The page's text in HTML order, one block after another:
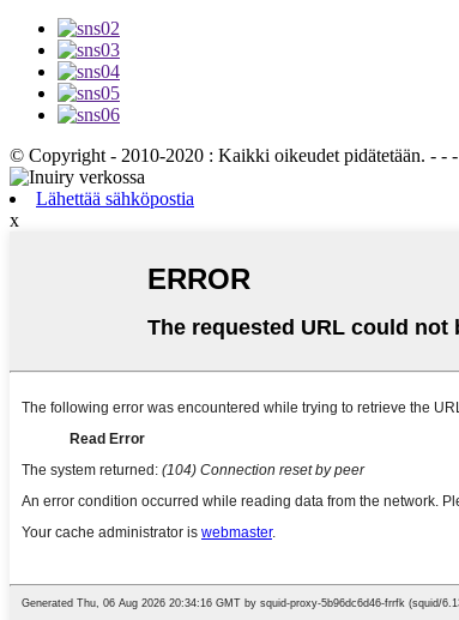
© Copyright - 2010-2020 : Kaikki oikeudet pidätetään. - - -
Lähettää sähköpostia
x